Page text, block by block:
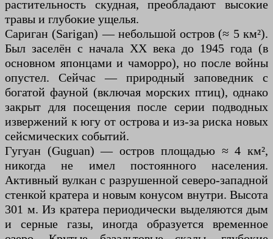
растительность скудная, преобладают высокие
травы и глубокие ущелья.
Сариган (Sarigan) — небольшой остров (≈ 5 км²).
Был заселён с начала XX века до 1945 года (в
основном японцами и чаморро), но после войны
опустел. Сейчас — природный заповедник с
богатой фауной (включая морских птиц), однако
закрыт для посещения после серии подводных
извержений к югу от острова и из-за риска новых
сейсмических событий.
Гугуан (Guguan) — остров площадью ≈ 4 км²,
никогда не имел постоянного населения.
Активный вулкан с разрушенной северо-западной
стенкой кратера и новым конусом внутри. Высота
301 м. Из кратера периодически выделяются дым
и серные газы, иногда образуется временное